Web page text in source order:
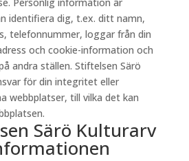
identifiera dig, t.ex. ditt namn,
telefonnummer, loggar från din
och cookie-information och
andra ställen. Stiftelsen Särö
för din integritet eller
webbplatser, till vilka det kan
Särö Kulturarv